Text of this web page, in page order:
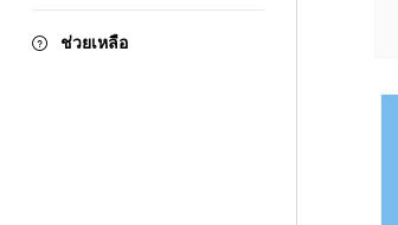
ช่วยเหลือ